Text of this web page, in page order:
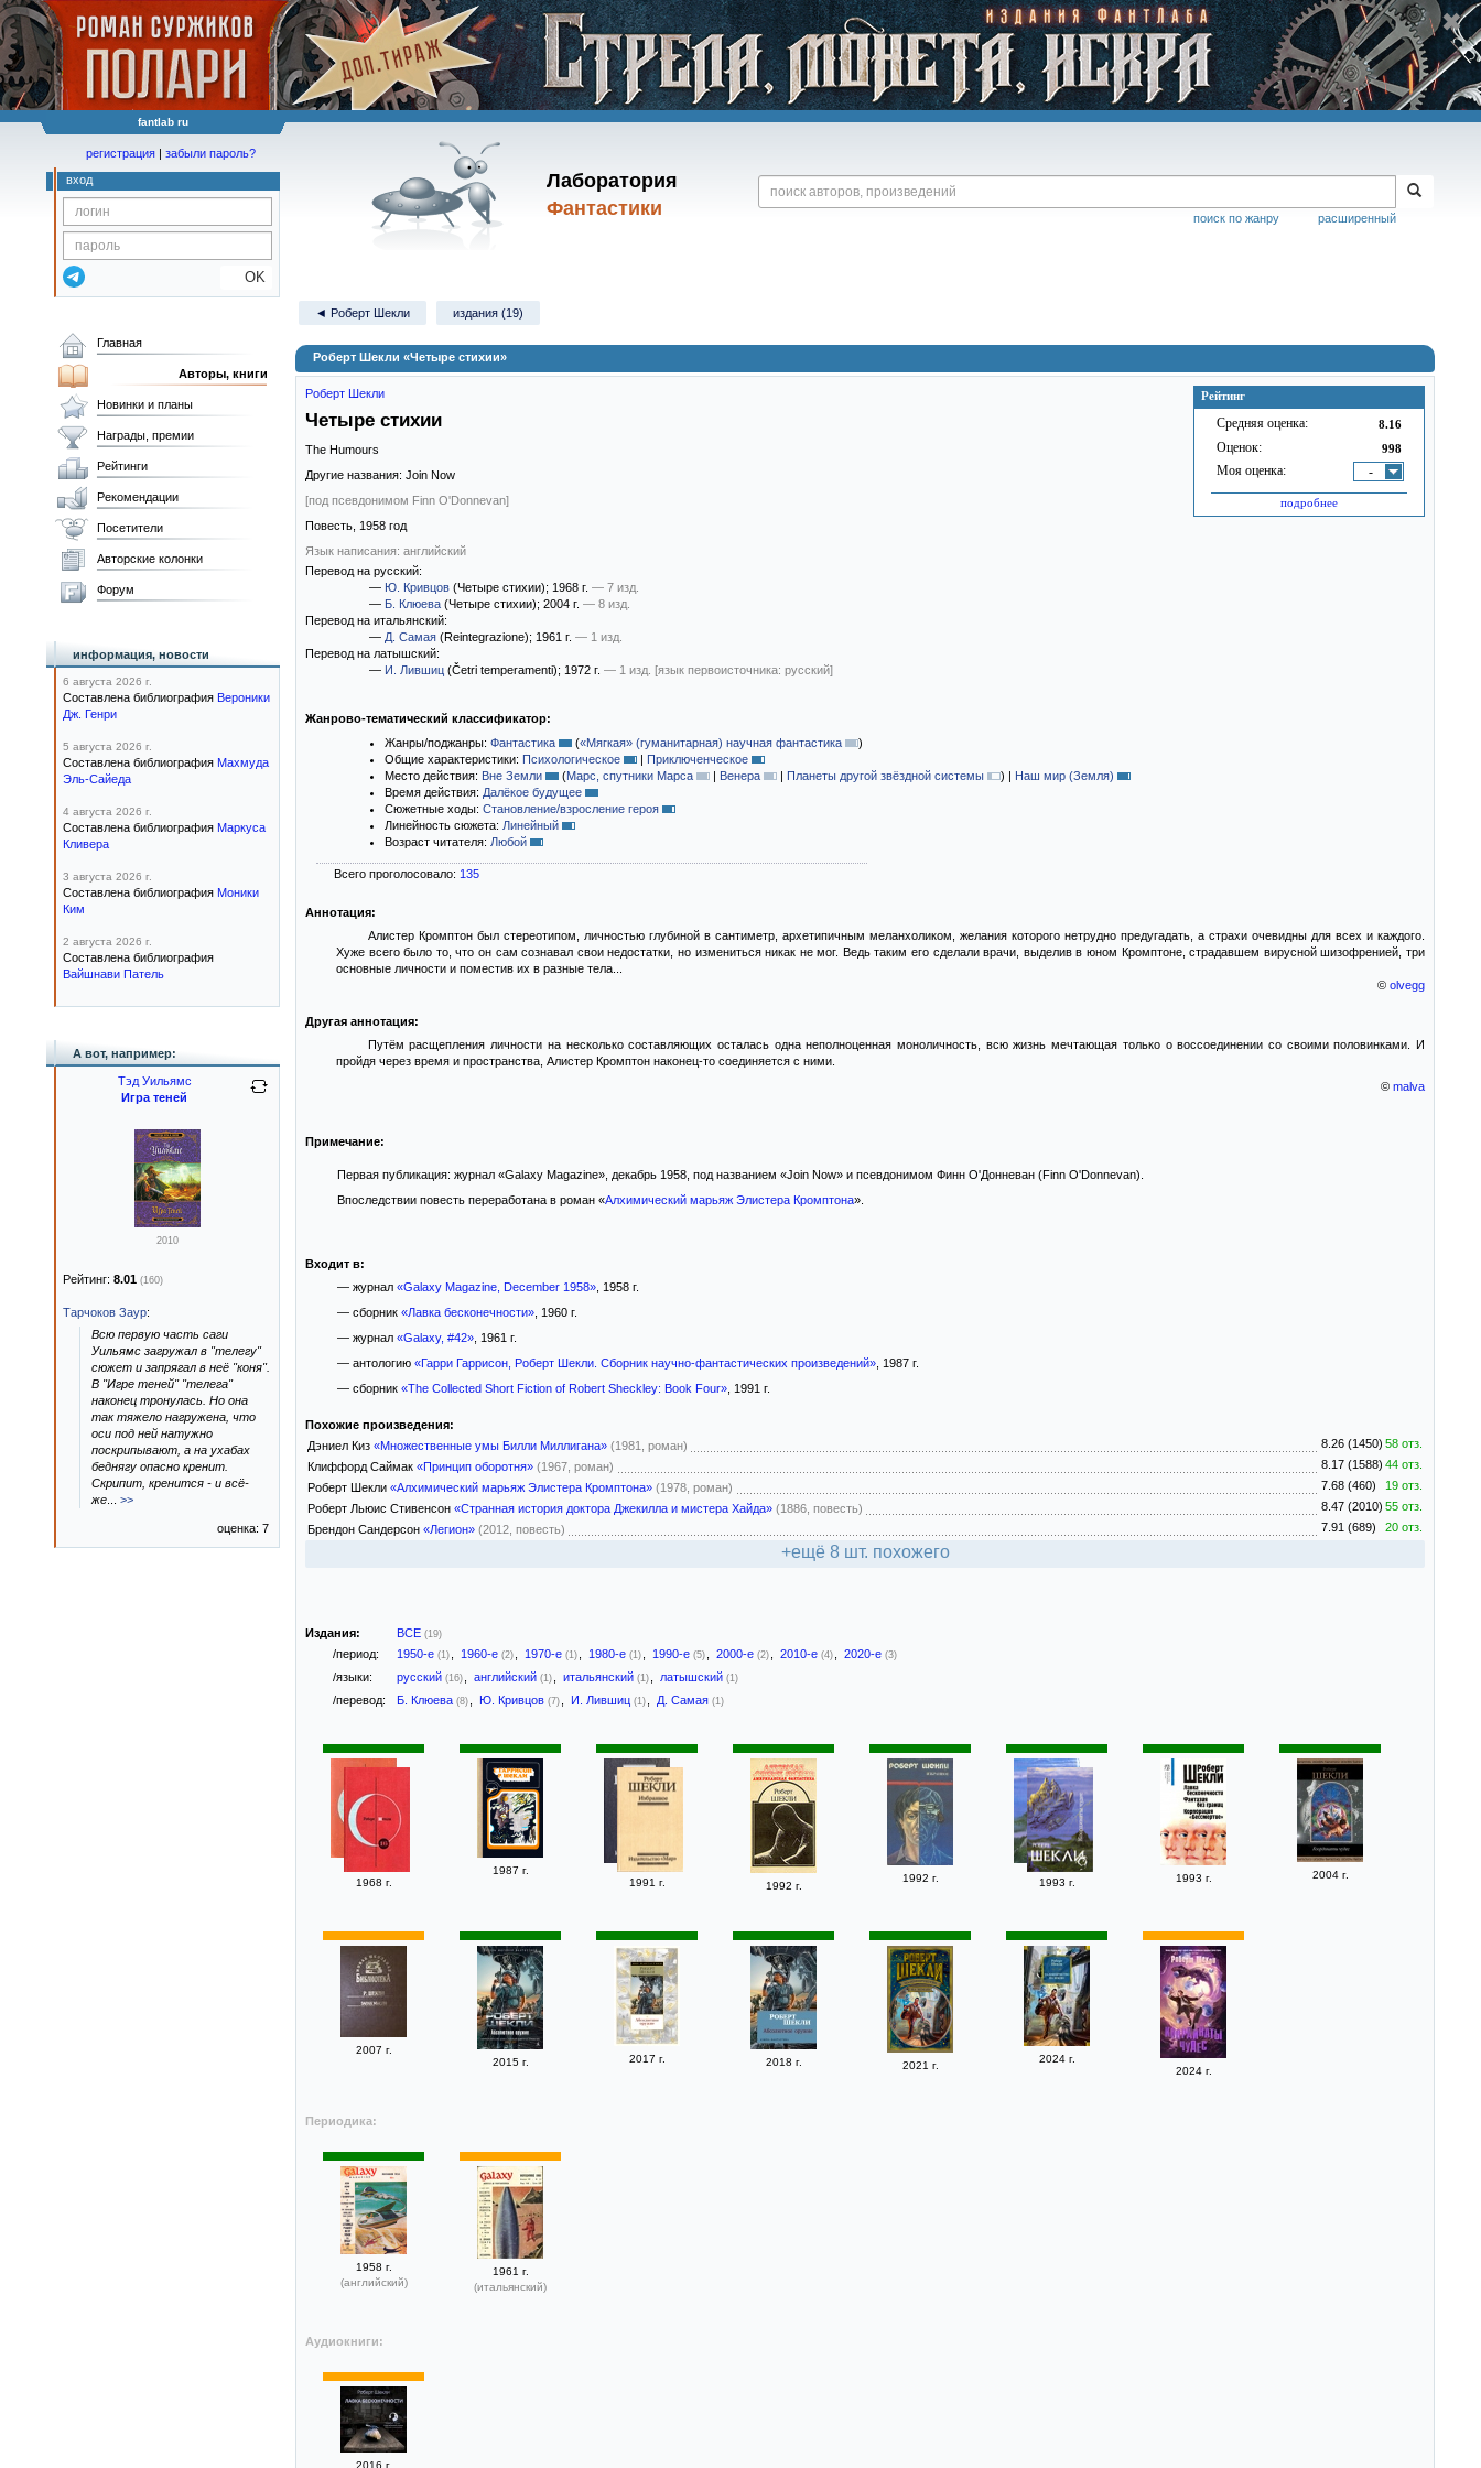
fantlab ru
Лаборатория
Фантастики
расширенный
поиск по жанру
регистрация | забыли пароль?
вход
OK
◄ Роберт Шекли издания (19)
Роберт Шекли «Четыре стихии»
Рейтинг
Средняя оценка: 8.16
Оценок: 998
Моя оценка: -
подробнее
Роберт Шекли
Четыре стихии
The Humours
Другие названия: Join Now
[под псевдонимом Finn O'Donnevan]
Повесть, 1958 год
Язык написания: английский
Перевод на русский:
— Ю. Кривцов (Четыре стихии); 1968 г. — 7 изд.
— Б. Клюева (Четыре стихии); 2004 г. — 8 изд.
Перевод на итальянский:
— Д. Самая (Reintegrazione); 1961 г. — 1 изд.
Перевод на латышский:
— И. Лившиц (Četri temperamenti); 1972 г. — 1 изд. [язык первоисточника: русский]
Жанрово-тематический классификатор:
Жанры/поджанры: Фантастика («Мягкая» (гуманитарная) научная фантастика
)
Общие характеристики: Психологическое | Приключенческое
Место действия: Вне Земли (Марс, спутники Марса | Венера | Планеты другой звёздной системы ) | Наш мир (Земля)
Время действия: Далёкое будущее
Сюжетные ходы: Становление/взросление героя
Линейность сюжета: Линейный
Возраст читателя: Любой
Всего проголосовало: 135
Аннотация:
Алистер Кромптон был стереотипом, личностью глубиной в сантиметр, архетипичным меланхоликом, желания которого нетрудно предугадать, а страхи очевидны для всех и каждого.
Хуже всего было то, что он сам сознавал свои недостатки, но измениться никак не мог. Ведь таким его сделали врачи, выделив в юном Кромптоне, страдавшем вирусной шизофренией, три
основные личности и поместив их в разные тела...
© olvegg
Другая аннотация:
Путём расщепления личности на несколько составляющих осталась одна неполноценная моноличность, всю жизнь мечтающая только о воссоединении со своими половинками. И
пройдя через время и пространства, Алистер Кромптон наконец-то соединяется с ними.
© malva
Примечание:
Первая публикация: журнал «Galaxy Magazine», декабрь 1958, под названием «Join Now» и псевдонимом Финн О'Донневан (Finn O'Donnevan).
Впоследствии повесть переработана в роман «Алхимический марьяж Элистера Кромптона».
Входит в:
— журнал «Galaxy Magazine, December 1958», 1958 г.
— сборник «Лавка бесконечности», 1960 г.
— журнал «Galaxy, #42», 1961 г.
— антологию «Гарри Гаррисон, Роберт Шекли. Сборник научно-фантастических произведений», 1987 г.
— сборник «The Collected Short Fiction of Robert Sheckley: Book Four», 1991 г.
Похожие произведения:
Дэниел Киз «Множественные умы Билли Миллигана» (1981, роман) 8.26 (1450) 58 отз.
Клиффорд Саймак «Принцип оборотня» (1967, роман) 8.17 (1588) 44 отз.
Роберт Шекли «Алхимический марьяж Элистера Кромптона» (1978, роман) 7.68 (460)
19 отз.
Роберт Льюис Стивенсон «Странная история доктора Джекилла и мистера Хайда» (1886, повесть) 8.47 (2010) 55 отз.
Брендон Сандерсон «Легион» (2012, повесть) 7.91 (689) 20 отз.
+ещё 8 шт. похожего
Издания: ВСЕ (19)
/период: 1950-е (1) 1960-е (2) 1970-е (1) 1980-е (1) 1990-е (5) 2000-е (2) 2010-е (4) 2020-е (3)
/языки: русский (16) английский (1) итальянский (1) латышский (1)
/перевод: Б. Клюева (8) Ю. Кривцов (7) И. Лившиц (1) Д. Самая (1)
1968 г.
1987 г.
1991 г.
1992 г.
1992 г. 1993 г. 1993 г. 2004 г.
2007 г.
2015 г.
2017 г. 2018 г. 2021 г.
2024 г.
2024 г.
Периодика:
1958 г.
(английский)
1961 г.
(итальянский)
Аудиокниги:
2016 г.
Главная
Авторы, книги
Новинки и планы
Награды, премии
Рейтинги
Рекомендации
Посетители
Авторские колонки
Форум
информация, новости
6 августа 2026 г.
Составлена библиография Вероники
Дж. Генри
5 августа 2026 г.
Составлена библиография Махмуда
Эль-Сайеда
4 августа 2026 г.
Составлена библиография Маркуса
Кливера
3 августа 2026 г.
Составлена библиография Моники
Ким
2 августа 2026 г.
Составлена библиография
Вайшнави Патель
А вот, например:
Тэд Уильямс
Игра теней
2010
Рейтинг: 8.01 (160)
Тарчоков Заур:
Всю первую часть саги
Уильямс загружал в "телегу"
сюжет и запрягал в неё "коня".
В "Игре теней" "телега"
наконец тронулась. Но она
так тяжело нагружена, что
оси под ней натужно
поскрипывают, а на ухабах
беднягу опасно кренит.
Скрипит, кренится - и всё-
же
>>
оценка: 7